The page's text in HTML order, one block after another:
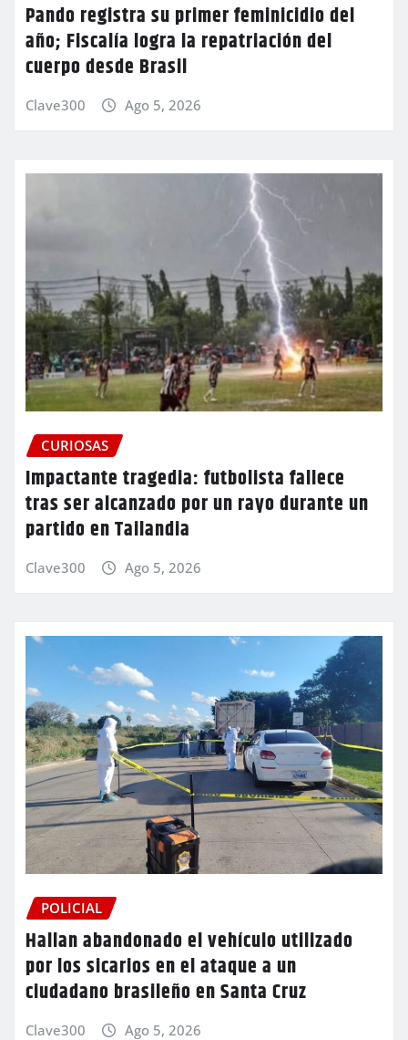
Pando registra su primer feminicidio del
año; Fiscalía logra la repatriación del
cuerpo desde Brasil
Clave300 Ago 5, 2026
CURIOSAS
Impactante tragedia: futbolista fallece
tras ser alcanzado por un rayo durante un
partido en Tailandia
Clave300 Ago 5, 2026
POLICIAL
Hallan abandonado el vehículo utilizado
por los sicarios en el ataque a un
ciudadano brasileño en Santa Cruz
Clave300 Ago 5, 2026